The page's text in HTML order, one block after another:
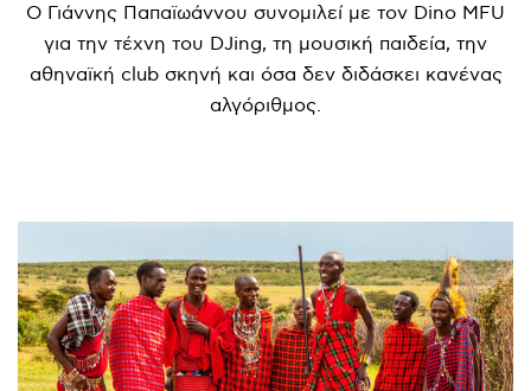
Ο Γιάννης Παπαϊωάννου συνομιλεί με τον Dino MFU
για την τέχνη του DJing, τη μουσική παιδεία, την
αθηναϊκή club σκηνή και όσα δεν διδάσκει κανένας
αλγόριθμος.